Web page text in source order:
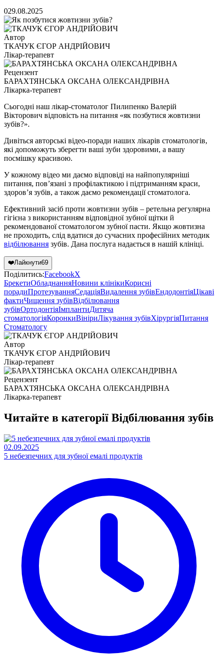
029.08.2025
Автор
ТКАЧУК ЄГОР АНДРІЙОВИЧ
Лікар-терапевт
Рецензент
БАРАХТЯНСЬКА ОКСАНА ОЛЕКСАНДРІВНА
Лікарка-терапевт
Сьогодні наш лікар-стоматолог Пилипенко Валерій
Вікторович відповість на питання «як позбутися жовтизни
зубів?».
Дивіться авторські відео-поради наших лікарів стоматологів,
які допоможуть зберегти ваші зуби здоровими, а вашу
посмішку красивою.
У кожному відео ми даємо відповіді на найпопулярніші
питання, пов’язані з профілактикою і підтриманням краси,
здоров’я зубів, а також даємо рекомендації стоматолога.
Ефективний засіб проти жовтизни зубів – ретельна регулярна
гігієна з використанням відповідної зубної щітки й
рекомендованої стоматологом зубної пасти. Якщо жовтизна
не проходить, слід вдатися до сучасних професійних методик
відбілювання зубів. Дана послуга надається в нашій клініці.
❤️Лайкнути69
Поділитись:FacebookX
БрекетиОбладнанняНовини клінікиКорисні
порадиПротезуванняСедаціяВидалення зубівЕндодонтіяЦікаві
фактиЧищення зубівВідбілювання
зубівОртодонтіяІмплантиДитяча
стоматологіяКоронкиВініриЛікування зубівХірургіяПитання
Стоматологу
Автор
ТКАЧУК ЄГОР АНДРІЙОВИЧ
Лікар-терапевт
Рецензент
БАРАХТЯНСЬКА ОКСАНА ОЛЕКСАНДРІВНА
Лікарка-терапевт
Читайте в категорії Відбілювання зубів
02.09.2025
5 небезпечних для зубної емалі продуктів